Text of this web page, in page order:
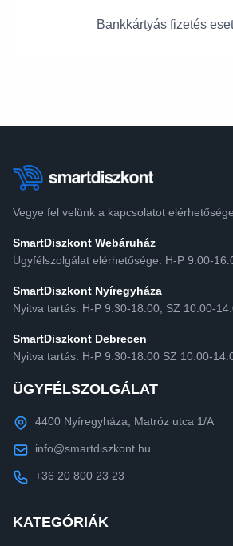
Bankkártyás fizetés
Vegye fel velünk a kapcsolatot
SmartDiszkont Webáruház
Ügyfélszolgálat elérhetősége: H-P 9:00-
SmartDiszkont Nyíregyháza
Nyitva tartás: H-P 9:30-18:00, SZ 10:00-
SmartDiszkont Debrecen
Nyitva tartás: H-P 9:30-18:00 SZ 10:00-
ÜGYFÉLSZOLGÁLAT
4400 Nyíregyháza, Matróz utca 1/A
info@smartdiszkont.hu
+36 20 800 23 23
KATEGÓRIÁK